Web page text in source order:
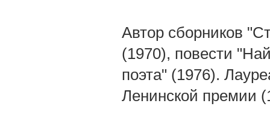
Автор сборников
(1970), повести
поэта" (1976).
Ленинской премии